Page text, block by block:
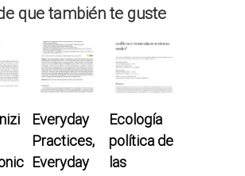
que también te guste
Everyday
Practices,
Everyday
Ecología
política de
las